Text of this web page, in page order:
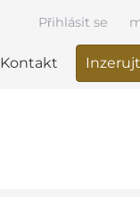
Kontakt
Přihlásit se